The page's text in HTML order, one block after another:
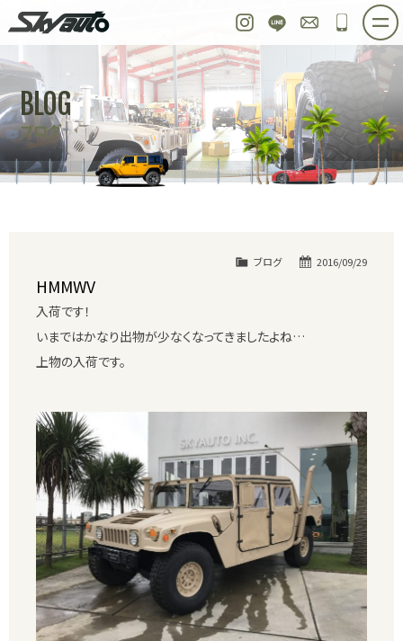
Instagram
LINE お問い合わせ
048-
ホーム 在庫車情報 ご購入プラン
整備作業実例 パーツ販売 買取＆オーダー
店舗紹介 工場紹介 会社概要
スタッフ紹介 求人情報 公式ブログ
BLOG
ブログ
2016/09/29
ブログ
HMMWV
入荷です！
いまではかなり出物が少なくなってきましたよね…
上物の入荷です。